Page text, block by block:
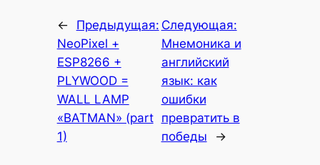
←
Предыдущая:
NeoPixel +
ESP8266 +
PLYWOOD =
WALL LAMP
«BATMAN» (part
1)
Следующая:
Мнемоника и
английский
язык: как
ошибки
превратить в
победы
→